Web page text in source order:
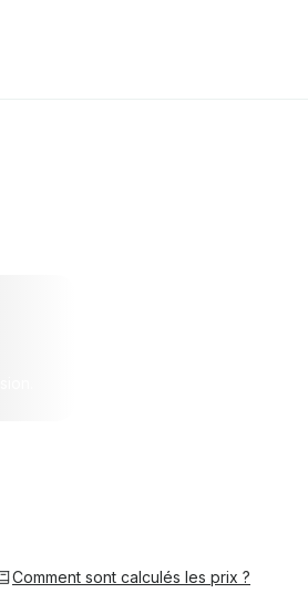
Comment sont calculés les prix ?